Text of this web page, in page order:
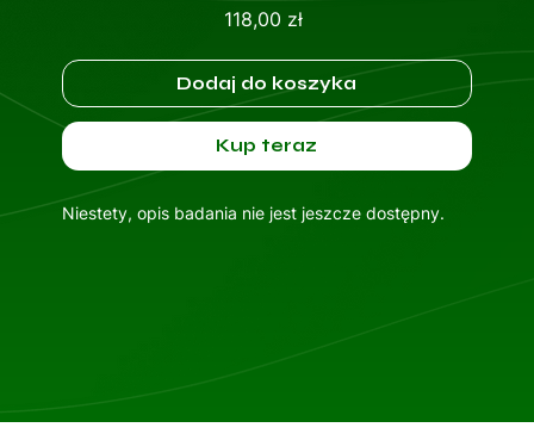
118,00 złCena
Dodaj do koszyka
Kup teraz
Niestety, opis badania nie jest jeszcze dostępny.